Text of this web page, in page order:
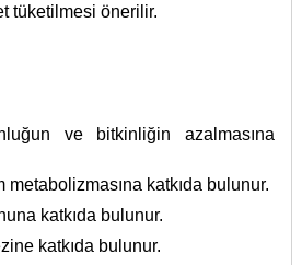
tüketilmesi önerilir.
ve bitkinliğin azalmasına
katkıda bulunur.
katkıda bulunur.
katkıda bulunur.